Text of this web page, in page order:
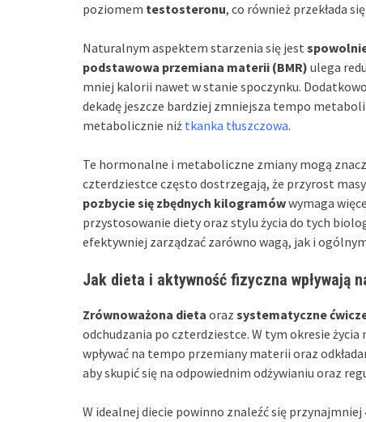
poziomem testosteronu, co również przekłada
Naturalnym aspektem starzenia się jest
podstawowa przemiana materii (BMR) ulega
mniej kalorii nawet w stanie spoczynku.
dekadę jeszcze bardziej zmniejsza tempo
metabolicznie niż tkanka tłuszczowa.
Te hormonalne i metaboliczne zmiany mogą
czterdziestce często dostrzegają, że przyrost
pozbycie się zbędnych kilogramówwymaga
przystosowanie diety oraz stylu życia do tych
efektywniej zarządzać zarówno wagą, jak i
Jak dieta i aktywność fizyczna wpływają
Zrównoważona dieta oraz systematyczne
odchudzania po czterdziestce. W tym okresie
wpływać na tempo przemiany materii oraz
aby skupić się na odpowiednim odżywianiu oraz
W idealnej diecie powinno znaleźć się przynajmniej